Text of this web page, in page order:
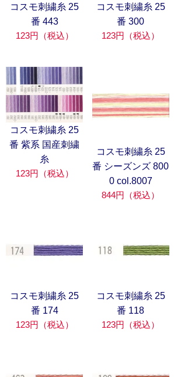
コスモ刺繍糸 25
番 443
123円（税込）
コスモ刺繍糸 25
番 300
123円（税込）
コスモ刺繍糸 25
番 紫系 国産刺繍
糸
123円（税込）
コスモ刺繍糸 25
番 シーズンズ 800
0 col.8007
844円（税込）
コスモ刺繍糸 25
番 174
123円（税込）
コスモ刺繍糸 25
番 118
123円（税込）